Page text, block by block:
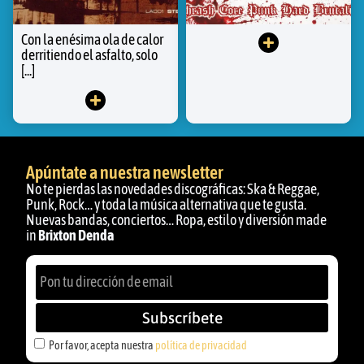
Con la enésima ola de calor
derritiendo el asfalto, solo
[...]
Apúntate a nuestra newsletter
No te pierdas las novedades discográficas: Ska & Reggae,
Punk, Rock… y toda la música alternativa que te gusta.
Nuevas bandas, conciertos… Ropa, estilo y diversión made
in Brixton Denda
Por favor, acepta nuestra política de privacidad
Subscríbete